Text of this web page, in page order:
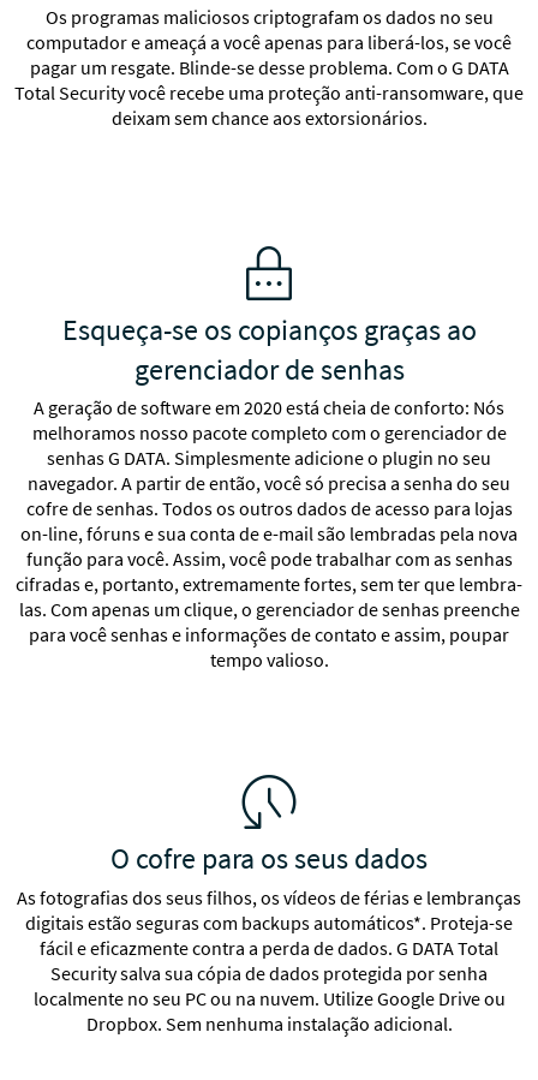
Proteção em compras online e online banking
Firewall robusto contra ataques de hackers
Criptografe cópias de segurança e salve-as local ou
externamente
Nunca esqueça uma senha novamente graças ao
administrador de senhas
O controle de acesso bloqueia aparelhos não autorizados
Desempenho ótimo e máxima segurança graças ao
Otimizador de sistema integrado
Fechar
Os programas maliciosos criptografam os dados no seu
computador e ameaçá a você apenas para liberá-los, se você
pagar um resgate. Blinde-se desse problema. Com o G DATA
Total Security você recebe uma proteção anti-ransomware, que
deixam sem chance aos extorsionários.
Esqueça-se os copianços graças ao
gerenciador de senhas
A geração de software em 2020 está cheia de conforto: Nós
melhoramos nosso pacote completo com o gerenciador de
senhas G DATA. Simplesmente adicione o plugin no seu
navegador. A partir de então, você só precisa a senha do seu
cofre de senhas. Todos os outros dados de acesso para lojas
on-line, fóruns e sua conta de e-mail são lembradas pela nova
função para você. Assim, você pode trabalhar com as senhas
cifradas e, portanto, extremamente fortes, sem ter que lembra-
las. Com apenas um clique, o gerenciador de senhas preenche
para você senhas e informações de contato e assim, poupar
tempo valioso.
O cofre para os seus dados
As fotografias dos seus filhos, os vídeos de férias e lembranças
digitais estão seguras com backups automáticos*. Proteja-se
fácil e eficazmente contra a perda de dados. G DATA Total
Security salva sua cópia de dados protegida por senha
localmente no seu PC ou na nuvem. Utilize Google Drive ou
Dropbox. Sem nenhuma instalação adicional.